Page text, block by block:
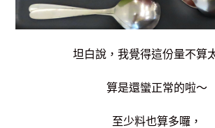
坦白說，我覺得這份量不算
算是還蠻正常的啦～
至少料也算多囉，